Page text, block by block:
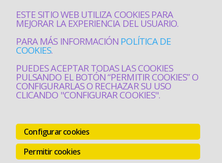
ESTE SITIO WEB UTILIZA COOKIES PARA
MEJORAR LA EXPERIENCIA DEL USUARIO.
PARA MÁS INFORMACIÓN POLÍTICA DE
COOKIES.
PUEDES ACEPTAR TODAS LAS COOKIES
PULSANDO EL BOTÓN “PERMITIR COOKIES” O
CONFIGURARLAS O RECHAZAR SU USO
CLICANDO "CONFIGURAR COOKIES".
Configurar cookies
Permitir cookies